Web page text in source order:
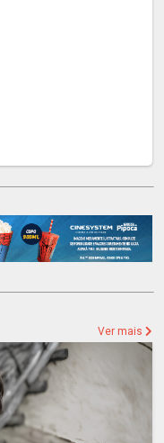
Ver mais